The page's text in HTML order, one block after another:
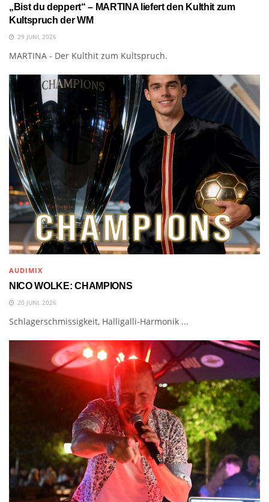
„Bist du deppert“ – MARTINA liefert den Kulthit zum
Kultspruch der WM
29 JUNI, 2026
MARTINA - Der Kulthit zum Kultspruch.
AUDIMIX
NICO WOLKE: CHAMPIONS
20 JUNI, 2026
Schlagerschmissigkeit, Halligalli-Harmonik ...